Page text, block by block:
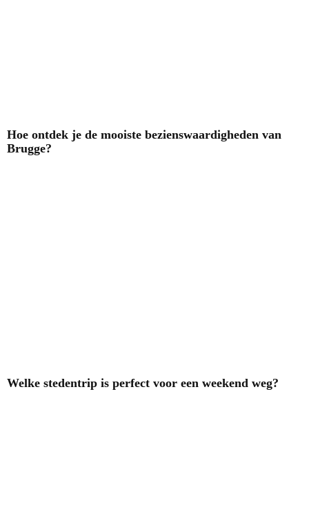
Hoe ontdek je de mooiste bezienswaardigheden van
Brugge?
Welke stedentrip is perfect voor een weekend weg?